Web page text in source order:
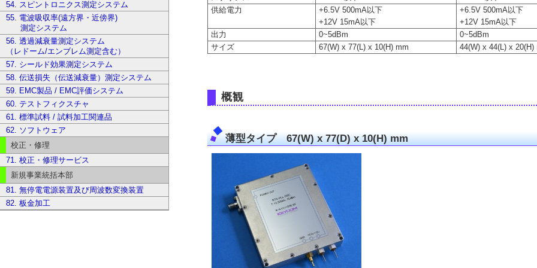
供給電力
+6.5V 500mA以下
+12V 15mA以下
+6.5V 500mA以下
+12V 15mA以下
出力
0~5dBm
0~5dBm
サイズ
67(W) x 77(L) x 10(H) mm 44(W) x 44(L) x 20(H)
概観
薄型タイプ 67(W) x 77(D) x 10(H) mm
54. スピントロニクス測定システム
55. 電波吸収率(遠方界・近傍界)
測定システム
56. 透過減衰量測定システム
（レドーム/エンブレム測定含む）
57. シールド効果測定システム
58. 伝送損失（伝送減衰量）測定システム
59. EMC製品 / EMC評価システム
60. テストフィクスチャ
61. 標準試料 / 試料加工関連品
62. ソフトウェア
校正・修理
71. 校正・修理サービス
新規事業統括本部
81. 無停電電源装置及び周波数変換装置
82. 板金加工